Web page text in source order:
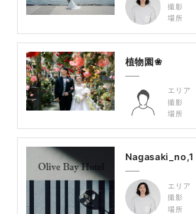
撮影
場所
植物園❀
エリア
撮影
場所
Nagasaki_no,1
エリア
撮影
場所